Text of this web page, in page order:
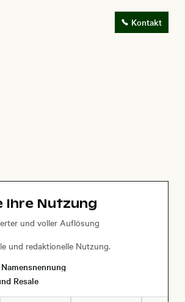
Kontakt
springen
Ihre Nutzung
und voller Auflösung
und redaktionelle Nutzung.
Namensnennung
Resale